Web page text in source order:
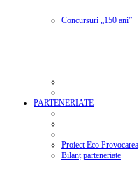
Concursuri „150 ani”
PARTENERIATE
Proiect Eco Provocarea
Bilanț parteneriate